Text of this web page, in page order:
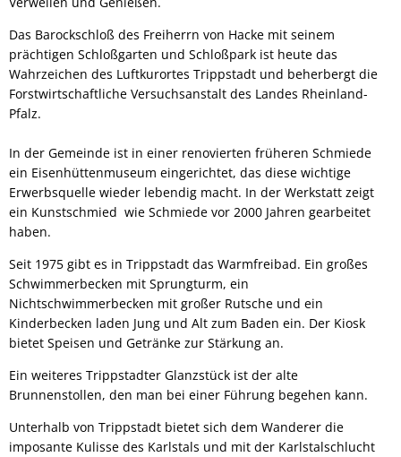
Das Barockschloß des Freiherrn von Hacke mit seinem
prächtigen Schloßgarten und Schloßpark ist heute das
Wahrzeichen des Luftkurortes Trippstadt und beherbergt die
Forstwirtschaftliche Versuchsanstalt des Landes Rheinland-
Pfalz.
In der Gemeinde ist in einer renovierten früheren Schmiede
ein Eisenhüttenmuseum eingerichtet, das diese wichtige
Erwerbsquelle wieder lebendig macht. In der Werkstatt zeigt
ein Kunstschmied wie Schmiede vor 2000 Jahren gearbeitet
haben.
Seit 1975 gibt es in Trippstadt das Warmfreibad. Ein großes
Schwimmerbecken mit Sprungturm, ein
Nichtschwimmerbecken mit großer Rutsche und ein
Kinderbecken laden Jung und Alt zum Baden ein. Der Kiosk
bietet Speisen und Getränke zur Stärkung an.
Ein weiteres Trippstadter Glanzstück ist der alte
Brunnenstollen, den man bei einer Führung begehen kann.
Unterhalb von Trippstadt bietet sich dem Wanderer die
imposante Kulisse des Karlstals und mit der Karlstalschlucht